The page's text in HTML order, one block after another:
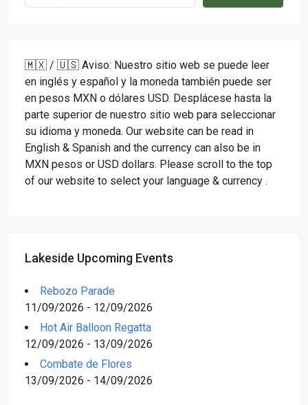
🇲🇽 / 🇺🇸 Aviso: Nuestro sitio web se puede leer
en inglés y español y la moneda también puede ser
en pesos MXN o dólares USD. Desplácese hasta la
parte superior de nuestro sitio web para seleccionar
su idioma y moneda. Our website can be read in
English & Spanish and the currency can also be in
MXN pesos or USD dollars. Please scroll to the top
of our website to select your language & currency .
Lakeside Upcoming Events
Rebozo Parade
11/09/2026 - 12/09/2026
Hot Air Balloon Regatta
12/09/2026 - 13/09/2026
Combate de Flores
13/09/2026 - 14/09/2026